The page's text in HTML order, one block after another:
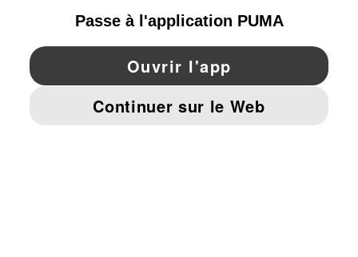
YouTube Twitter Pinterest
MENTIONS ET DONNÉES LÉGALES